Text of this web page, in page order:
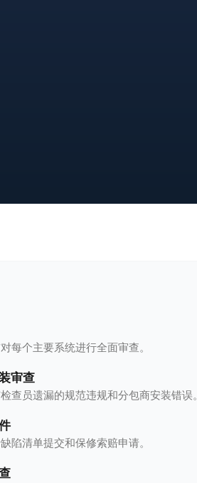
每个主要系统进行全面审查。
审查
查员遗漏的规范违规和分包商安装错误。
陷清单提交和保修索赔申请。